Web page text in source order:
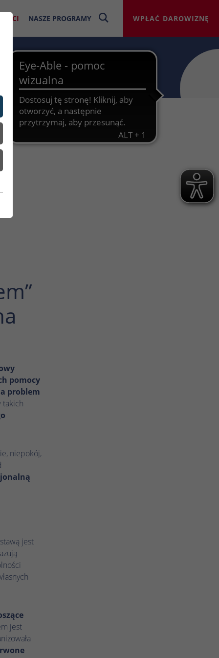
WPŁAĆ DAROWIZNĘ
NASZE PROGRAMY
pomocy
problem
takich
niepokój,
jest
jest